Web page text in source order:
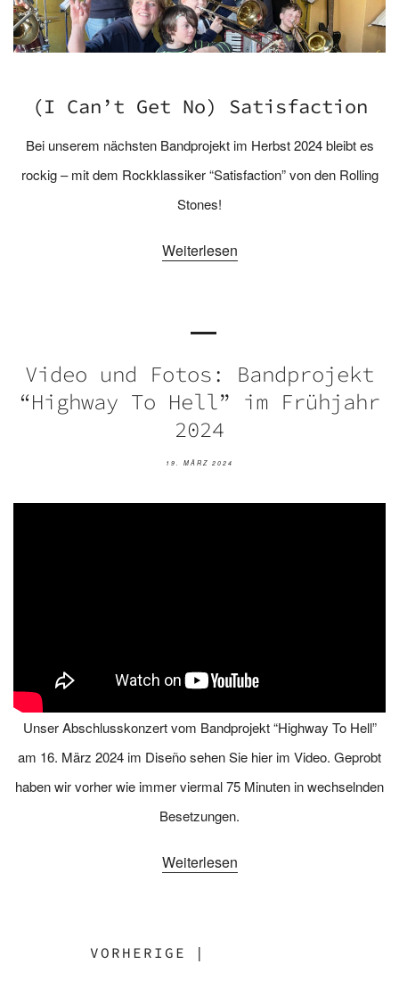
(I Can’t Get No) Satisfaction
Bei unserem nächsten Bandprojekt im Herbst 2024 bleibt es
rockig – mit dem Rockklassiker “Satisfaction” von den Rolling
Stones!
Weiterlesen
Video und Fotos: Bandprojekt
“Highway To Hell” im Frühjahr
2024
19. MÄRZ 2024
Unser Abschlusskonzert vom Bandprojekt “Highway To Hell”
am 16. März 2024 im Diseño sehen Sie hier im Video. Geprobt
haben wir vorher wie immer viermal 75 Minuten in wechselnden
Besetzungen.
Weiterlesen
VORHERIGE |